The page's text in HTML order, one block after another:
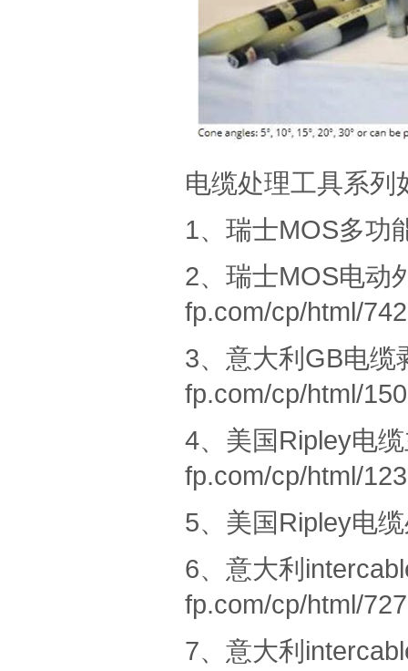
电缆处理工具系列
1、 瑞士MOS多功
2、 瑞士MOS电动
fp.com/cp/html/
3、 意大利GB电缆
fp.com/cp/html/
4、 美国Ripley电
fp.com/cp/html/
5、 美国Ripley电
6、 意大利
fp.com/cp/html/
7、 意大利